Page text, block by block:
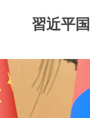
習近平